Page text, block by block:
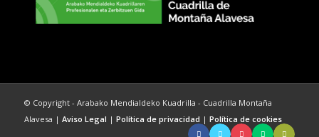
© Copyright - Arabako Mendialdeko Kuadrilla - Cuadrilla Montaña
Alavesa | Aviso Legal | Política de privacidad | Política de cookies